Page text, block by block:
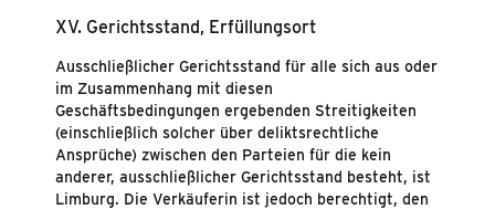
XV. Gerichtsstand, Erfüllungsort
Ausschließlicher Gerichtsstand für alle sich aus oder
im Zusammenhang mit diesen
Geschäftsbedingungen ergebenden Streitigkeiten
(einschließlich solcher über deliktsrechtliche
Ansprüche) zwischen den Parteien für die kein
anderer, ausschließlicher Gerichtsstand besteht, ist
Limburg. Die Verkäuferin ist jedoch berechtigt, den